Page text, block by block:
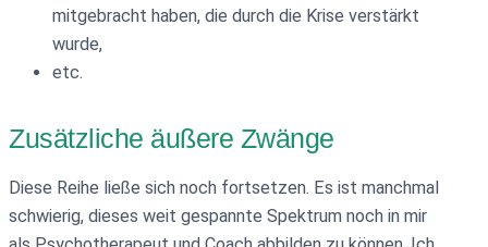
mitgebracht haben, die durch die Krise verstärkt
wurde,
etc.
Zusätzliche äußere Zwänge
Diese Reihe ließe sich noch fortsetzen. Es ist manchmal
schwierig, dieses weit gespannte Spektrum noch in mir